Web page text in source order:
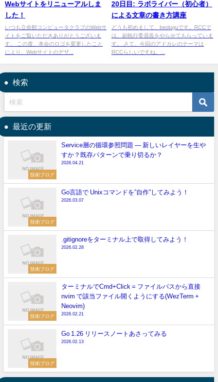
Webサイトをリニューアルしま
した！
いつも立命館コンピュータクラブのWebサ
イトをご覧いただきありがとうございま
す。 この度、本会のロゴを変更したこと
により、Webサイトのデザ...
20日目: ラボライバー（初心者）
による文章の書き方講座
どうも初めまして、beoluguです。RCCで
は、副執行委員長をやらせてもらっていま
す。 さて、今回のアドカレのテーマは
RCCらしいですね。...
検索
最近の更新
技術ブログ
Service層の循環参照問題 — 新しいレイヤーを生や
すか？既存パターンで乗り切るか？
2026.04.21
技術ブログ
Go言語で Unixコマンドを”自作”してみよう！
2026.03.07
技術ブログ
.gitignoreをターミナル上で取得してみよう！
2026.02.28
技術ブログ
ターミナルでCmd+Click = ファイルパスから直接
nvim で該当ファイル開くようにする(WezTerm +
Neovim)
2026.02.21
技術ブログ
Go 1.26 リリースノートあさってみる
2026.02.13